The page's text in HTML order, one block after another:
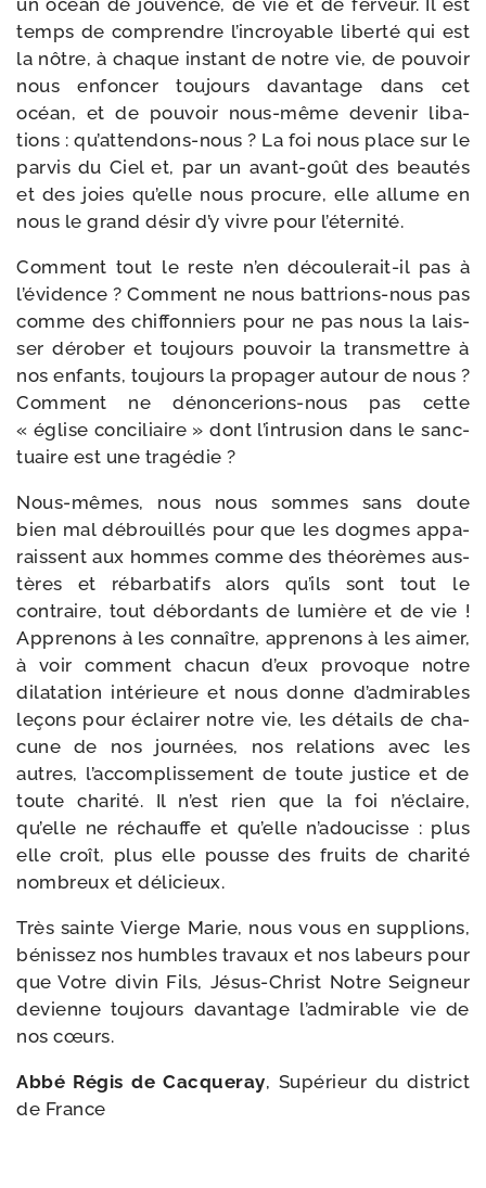
un océan de jou­vence, de vie et de fer­veur. Il est
temps de com­prendre l’in­croyable liber­té qui est
la nôtre, à chaque ins­tant de notre vie, de pou­voir
nous enfon­cer tou­jours davan­tage dans cet
océan, et de pou­voir nous-​même deve­nir liba­
tions : qu’attendons-​nous ? La foi nous place sur le
par­vis du Ciel et, par un avant-​goût des beau­tés
et des joies qu’elle nous pro­cure, elle allume en
nous le grand désir d’y vivre pour l’éternité.
Comment tout le reste n’en découlerait-​il pas à
l’é­vi­dence ? Comment ne nous battrions-​nous pas
comme des chif­fon­niers pour ne pas nous la lais­
ser déro­ber et tou­jours pou­voir la trans­mettre à
nos enfants, tou­jours la pro­pa­ger autour de nous ?
Comment ne dénoncerions-​nous pas cette
« église conci­liaire » dont l’in­tru­sion dans le sanc­
tuaire est une tragédie ?
Nous-​mêmes, nous nous sommes sans doute
bien mal débrouillés pour que les dogmes appa­
raissent aux hommes comme des théo­rèmes aus­
tères et rébar­ba­tifs alors qu’ils sont tout le
contraire, tout débor­dants de lumière et de vie !
Apprenons à les connaître, appre­nons à les aimer,
à voir com­ment cha­cun d’eux pro­voque notre
dila­ta­tion inté­rieure et nous donne d’ad­mi­rables
leçons pour éclai­rer notre vie, les détails de cha­
cune de nos jour­nées, nos rela­tions avec les
autres, l’ac­com­plis­se­ment de toute jus­tice et de
toute cha­ri­té. Il n’est rien que la foi n’é­claire,
qu’elle ne réchauffe et qu’elle n’a­dou­cisse : plus
elle croît, plus elle pousse des fruits de cha­ri­té
nom­breux et délicieux.
Très sainte Vierge Marie, nous vous en sup­plions,
bénis­sez nos humbles tra­vaux et nos labeurs pour
que Votre divin Fils, Jésus-​Christ Notre Seigneur
devienne tou­jours davan­tage l’ad­mi­rable vie de
nos cœurs.
Abbé Régis de Cacqueray, Supérieur du dis­trict
de France